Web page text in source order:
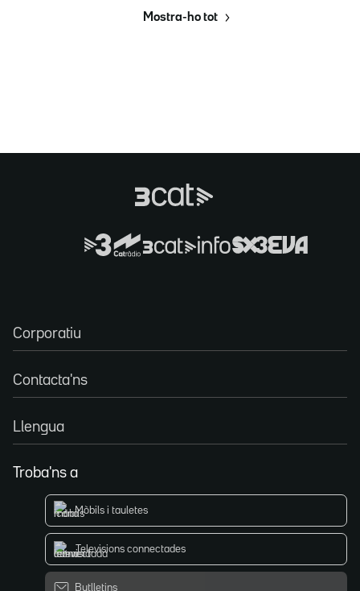
Mostra-ho tot
Corporatiu
Contacta'ns
Llengua
Troba'ns a
Mòbils i tauletes
Televisions connectades
Butlletins